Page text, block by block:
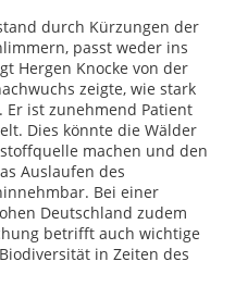
durch Kürzungen der
passt weder ins
Hergen Knocke von der
zeigte, wie stark
ist zunehmend Patient
Dies könnte die Wälder
machen und den
Auslaufen des
Bei einer
Deutschland zudem
betrifft auch wichtige
in Zeiten des